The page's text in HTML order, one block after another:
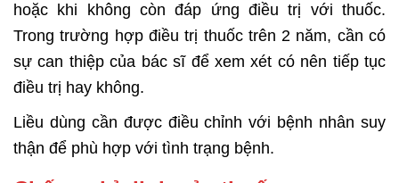
hoặc khi không còn đáp ứng điều trị với thuốc.
Trong trường hợp điều trị thuốc trên 2 năm, cần có
sự can thiệp của bác sĩ để xem xét có nên tiếp tục
điều trị hay không.
Liều dùng cần được điều chỉnh với bệnh nhân suy
thận để phù hợp với tình trạng bệnh.